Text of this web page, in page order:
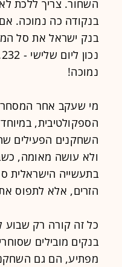
השחור. צריך ללכת
בנקודה כה נמוכה.
בנק ישראל את סל
נמוכה!
מי שעקב אחר המסחר
הספקולטיבית,
השחקנים הפעילים
ולא עושה מאומה,
בתעשייה הישראלית
הזרים, אלא לתפוס
בנקים מובילים
מפתיע, הם גם